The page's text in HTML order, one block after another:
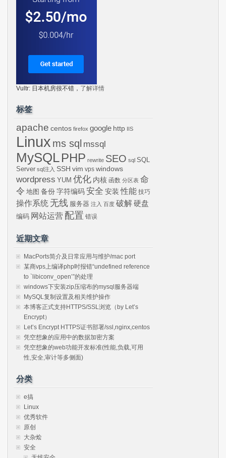
Vultr: 日本机房很不错， 了解详情
标签
apache centos firefox google http IIS
Linux ms sql mssql
MySQLPHP rewrite SEO sql SQL
Server sql注入 SSH vim vps windows
wordpress YUM 优化 内核 函数 分区表 命
令 地图 备份 字符编码 安全 安装 性能 技巧
操作系统 无线 服务器 注入 百度 破解硬盘
编码 网站运营 配置 错误
近期文章
MacPorts简介及日常应用与维护/mac port
某商vps上编译php时报错“undefined reference
to `libiconv_open’”的处理
windows下安装zip压缩布的mysql服务器端
MySQL复制设置及相关维护操作
本博客正式支持HTTPS/SSL浏览（by Let’s
Encrypt）
Let’s Encrypt HTTPS证书部署/ssl,nginx,centos
凭空想象的应用中的数据加密方案
凭空想象的web功能开发标准(性能,负载,可用
性,安全,审计等多侧面)
分类
e搞
Linux
优秀软件
原创
大杂烩
安全